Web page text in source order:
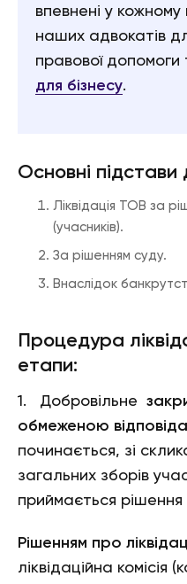
впевнені у
наших адвокатів
правової допомоги
для бізнесу.
Основні підстави
Ліквідація ТОВ за
(учасників).
За рішенням суду.
Внаслідок
Процедура
етапи:
1. Добровільне
обмеженою
починається, зі
загальних зборів
приймається рішення
Рішенням про
ліквідаційна комісія